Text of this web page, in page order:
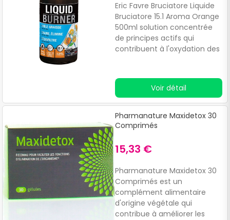
Eric Favre Bruciatore Liquide
Bruciatore 15.1 Aroma Orange
500ml solution concentrée
de principes actifs qui
contribuent à l'oxydation des
composition riche facilite la
purification des toxines du
corps, contribue à
l'élimination de l'eau retenue
dans le corps contient des
de sureau et de thé vert qui
facilitent l'oxydation des
graisses corporelles le kola
associé au cassis et au
sureau aide au contrôle du
poidsle thé vert et le cola
favorisent la thermogenèse.
Voir détail
Pharmanature Maxidetox 30
Comprimés
15,33 €
Pharmanature Maxidetox 30
Comprimés est un
complément alimentaire
d'origine végétale qui
contribue à améliorer les